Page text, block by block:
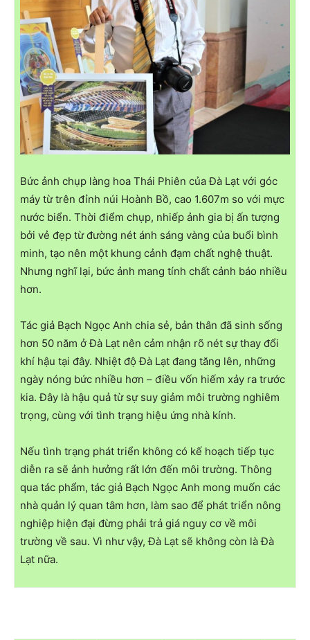
Bức ảnh chụp làng hoa Thái Phiên của Đà Lạt với góc
máy từ trên đỉnh núi Hoành Bồ, cao 1.607m so với mực
nước biển. Thời điểm chụp, nhiếp ảnh gia bị ấn tượng
bởi vẻ đẹp từ đường nét ánh sáng vàng của buổi bình
minh, tạo nên một khung cảnh đạm chất nghệ thuật.
Nhưng nghĩ lại, bức ảnh mang tính chất cảnh báo nhiều
hơn.
Tác giả Bạch Ngọc Anh chia sẻ, bản thân đã sinh sống
hơn 50 năm ở Đà Lạt nên cảm nhận rõ nét sự thay đổi
khí hậu tại đây. Nhiệt độ Đà Lạt đang tăng lên, những
ngày nóng bức nhiều hơn – điều vốn hiếm xảy ra trước
kia. Đây là hậu quả từ sự suy giảm môi trường nghiêm
trọng, cùng với tình trạng hiệu ứng nhà kính.
Nếu tình trạng phát triển không có kế hoạch tiếp tục
diễn ra sẽ ảnh hưởng rất lớn đến môi trường. Thông
qua tác phẩm, tác giả Bạch Ngọc Anh mong muốn các
nhà quản lý quan tâm hơn, làm sao để phát triển nông
nghiệp hiện đại đừng phải trả giá nguy cơ về môi
trường về sau. Vì như vậy, Đà Lạt sẽ không còn là Đà
Lạt nữa.